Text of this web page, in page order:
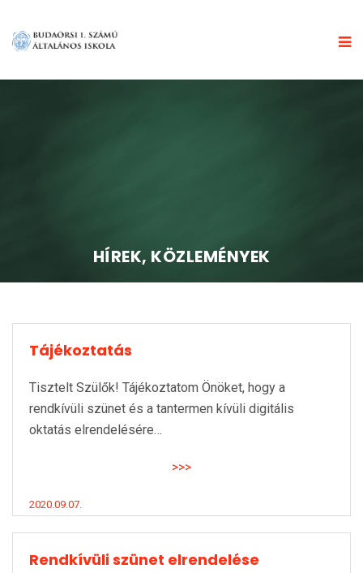
HÍREK, KÖZLEMÉNYEK
Tájékoztatás
Tisztelt Szülők! Tájékoztatom Önöket, hogy a
rendkívüli szünet és a tantermen kívüli digitális
oktatás elrendelésére…
>>>
2020.09.07.
Rendkívüli szünet elrendelése